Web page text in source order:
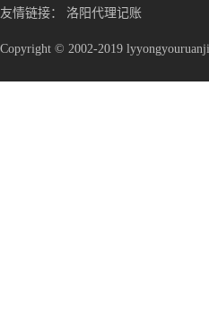
友情链接： 洛阳代理记账
Copyright © 2002-2019